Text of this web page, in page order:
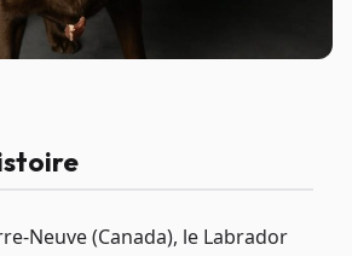
Neuve (Canada), le Labrador